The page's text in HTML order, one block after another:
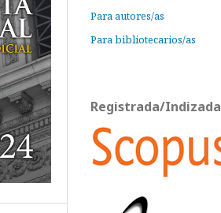
Para autores/as
Para bibliotecarios/as
Registrada/Indizada